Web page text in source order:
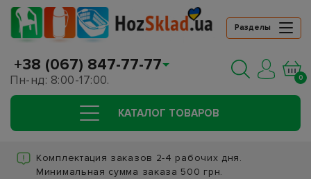
Разделы
+38 (067) 847-77-77
Пн-нд: 8:00-17:00. 0
КАТАЛОГ ТОВАРОВ
Комплектация заказов 2-4 рабочих дня.
Минимальная сумма заказа 500 грн.